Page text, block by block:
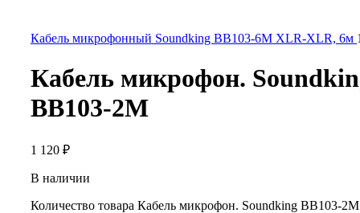
Кабель микрофонный Soundking BB103-6M XLR-XLR, 6м
Кабель микрофон.
BB103-2M
1 120 ₽
В наличии
Количество товара Кабель микрофон. Soundking BB103-2M